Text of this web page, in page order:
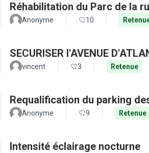
Réhabilitation du Parc de la
Anonyme 10
vincent 3 Retenue
Requalification du parking
Anonyme 9 Retenue
Intensité éclairage nocturne